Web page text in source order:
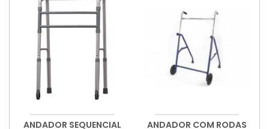
ANDADOR SEQUENCIAL
ANDADOR COM RODAS